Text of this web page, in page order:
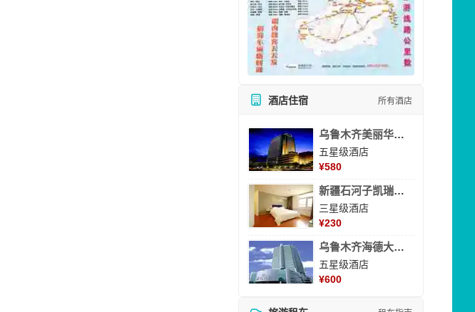
酒店住宿 所有酒店
乌鲁木齐美丽华大酒
五星级酒店
¥580
新疆石河子凯瑞酒店
三星级酒店
¥230
乌鲁木齐海德大酒店
五星级酒店
¥600